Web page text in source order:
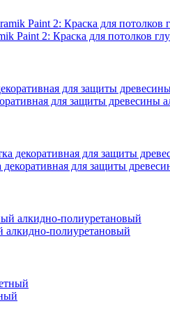
Paint 2: Краска для потолков
для защиты древесины
для защиты
алкидно-полиуретановый